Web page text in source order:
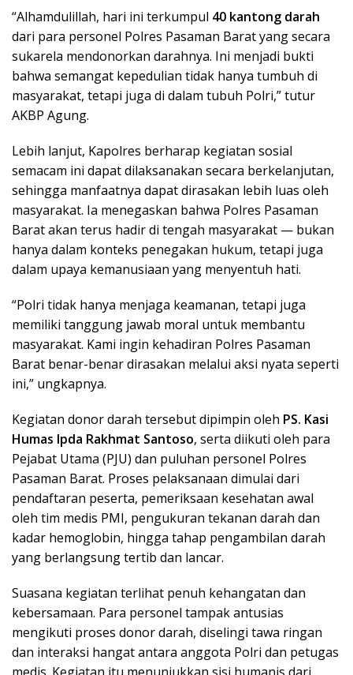
“Alhamdulillah, hari ini terkumpul 40 kantong darah
dari para personel Polres Pasaman Barat yang secara
sukarela mendonorkan darahnya. Ini menjadi bukti
bahwa semangat kepedulian tidak hanya tumbuh di
masyarakat, tetapi juga di dalam tubuh Polri,” tutur
AKBP Agung.
Lebih lanjut, Kapolres berharap kegiatan sosial
semacam ini dapat dilaksanakan secara berkelanjutan,
sehingga manfaatnya dapat dirasakan lebih luas oleh
masyarakat. Ia menegaskan bahwa Polres Pasaman
Barat akan terus hadir di tengah masyarakat — bukan
hanya dalam konteks penegakan hukum, tetapi juga
dalam upaya kemanusiaan yang menyentuh hati.
“Polri tidak hanya menjaga keamanan, tetapi juga
memiliki tanggung jawab moral untuk membantu
masyarakat. Kami ingin kehadiran Polres Pasaman
Barat benar-benar dirasakan melalui aksi nyata seperti
ini,” ungkapnya.
Kegiatan donor darah tersebut dipimpin oleh PS. Kasi
Humas Ipda Rakhmat Santoso, serta diikuti oleh para
Pejabat Utama (PJU) dan puluhan personel Polres
Pasaman Barat. Proses pelaksanaan dimulai dari
pendaftaran peserta, pemeriksaan kesehatan awal
oleh tim medis PMI, pengukuran tekanan darah dan
kadar hemoglobin, hingga tahap pengambilan darah
yang berlangsung tertib dan lancar.
Suasana kegiatan terlihat penuh kehangatan dan
kebersamaan. Para personel tampak antusias
mengikuti proses donor darah, diselingi tawa ringan
dan interaksi hangat antara anggota Polri dan petugas